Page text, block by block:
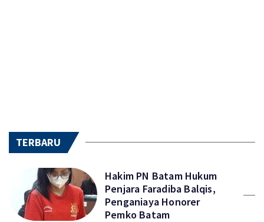
TERBARU
Hakim PN Batam Hukum
Penjara Faradiba Balqis,
Penganiaya Honorer
Pemko Batam